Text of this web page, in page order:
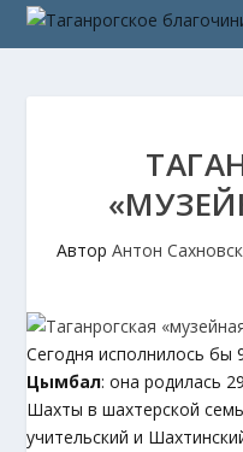
Автор Антон
Сегодня исполнилось бы
Цымбал: она родилась
Шахты в шахтерской
учительский и